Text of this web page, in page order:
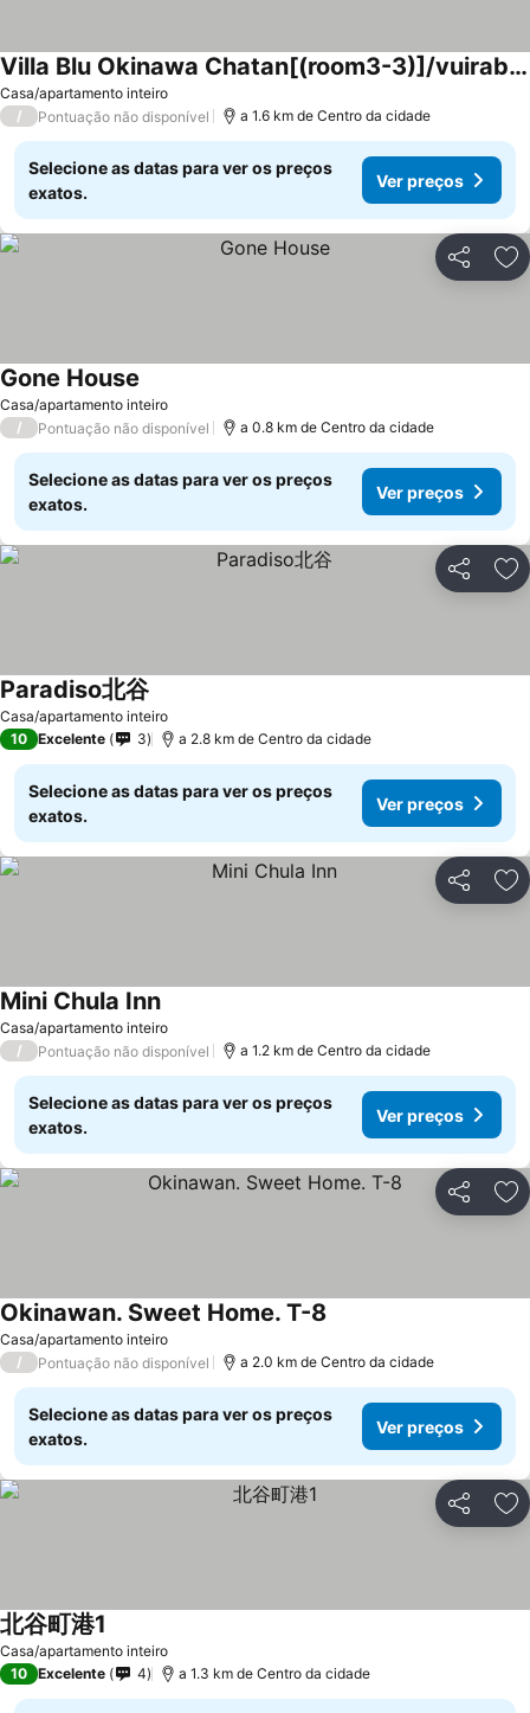
Casa/apartamento inteiro
Villa Blu Okinawa Chatan[(room3-3)]/vuiraburuchongnawabeigu[(3-3haoshi)]
Ver preços
/ Pontuação não disponível a 1.6 km de Centro da cidade
Selecione as datas para ver os preços
exatos.
Ver preços
Partilhar
Casa/apartamento inteiro
Gone House
/ Pontuação não disponível a 0.8 km de Centro da cidade
Selecione as datas para ver os preços
exatos.
Ver preços
Partilhar
Casa/apartamento inteiro
Paradiso北谷
10 Excelente 3 a 2.8 km de Centro da cidade
Selecione as datas para ver os preços
exatos.
Ver preços
Partilhar
Casa/apartamento inteiro
Mini Chula InnVer preços
/ Pontuação não disponível a 1.2 km de Centro da cidade
Selecione as datas para ver os preços
exatos.
Ver preços
Partilhar
Casa/apartamento inteiro
Okinawan. Sweet Home. T-8
/ Pontuação não disponível a 2.0 km de Centro da cidade
Selecione as datas para ver os preços
exatos.
Ver preços
Partilhar
Casa/apartamento inteiro
北谷町港1
10 Excelente 4 a 1.3 km de Centro da cidade